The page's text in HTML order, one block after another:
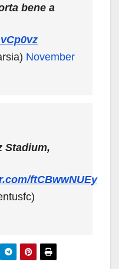
bene a
November
Stadium,
ftCBwwNUEy